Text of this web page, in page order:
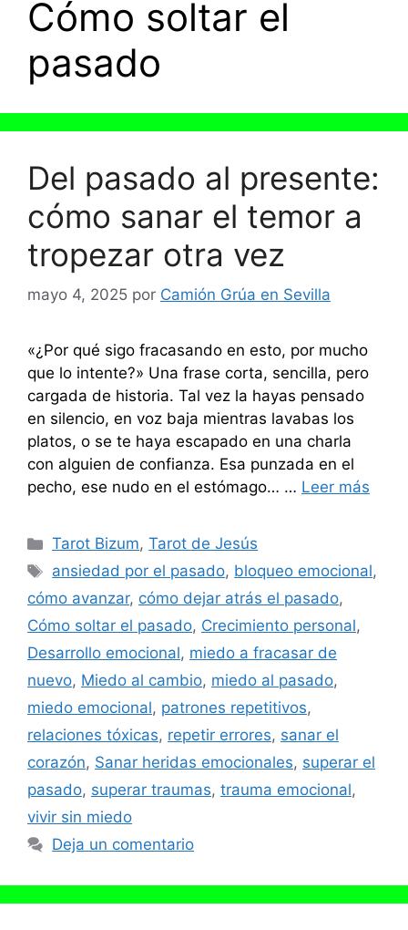
Cómo soltar el
pasado
Del pasado al presente:
cómo sanar el temor a
tropezar otra vez
mayo 4, 2025 por Camión Grúa en Sevilla
«¿Por qué sigo fracasando en esto, por mucho
que lo intente?» Una frase corta, sencilla, pero
cargada de historia. Tal vez la hayas pensado
en silencio, en voz baja mientras lavabas los
platos, o se te haya escapado en una charla
con alguien de confianza. Esa punzada en el
pecho, ese nudo en el estómago… … Leer más
Categorías
Tarot Bizum,Tarot de Jesús
Etiquetas
ansiedad por el pasado, bloqueo emocional,
cómo avanzar, cómo dejar atrás el pasado,
Cómo soltar el pasado, Crecimiento personal,
Desarrollo emocional, miedo a fracasar de
nuevo, Miedo al cambio, miedo al pasado,
miedo emocional, patrones repetitivos,
relaciones tóxicas, repetir errores, sanar el
corazón, Sanar heridas emocionales, superar el
pasado, superar traumas, trauma emocional,
vivir sin miedo
Deja un comentario